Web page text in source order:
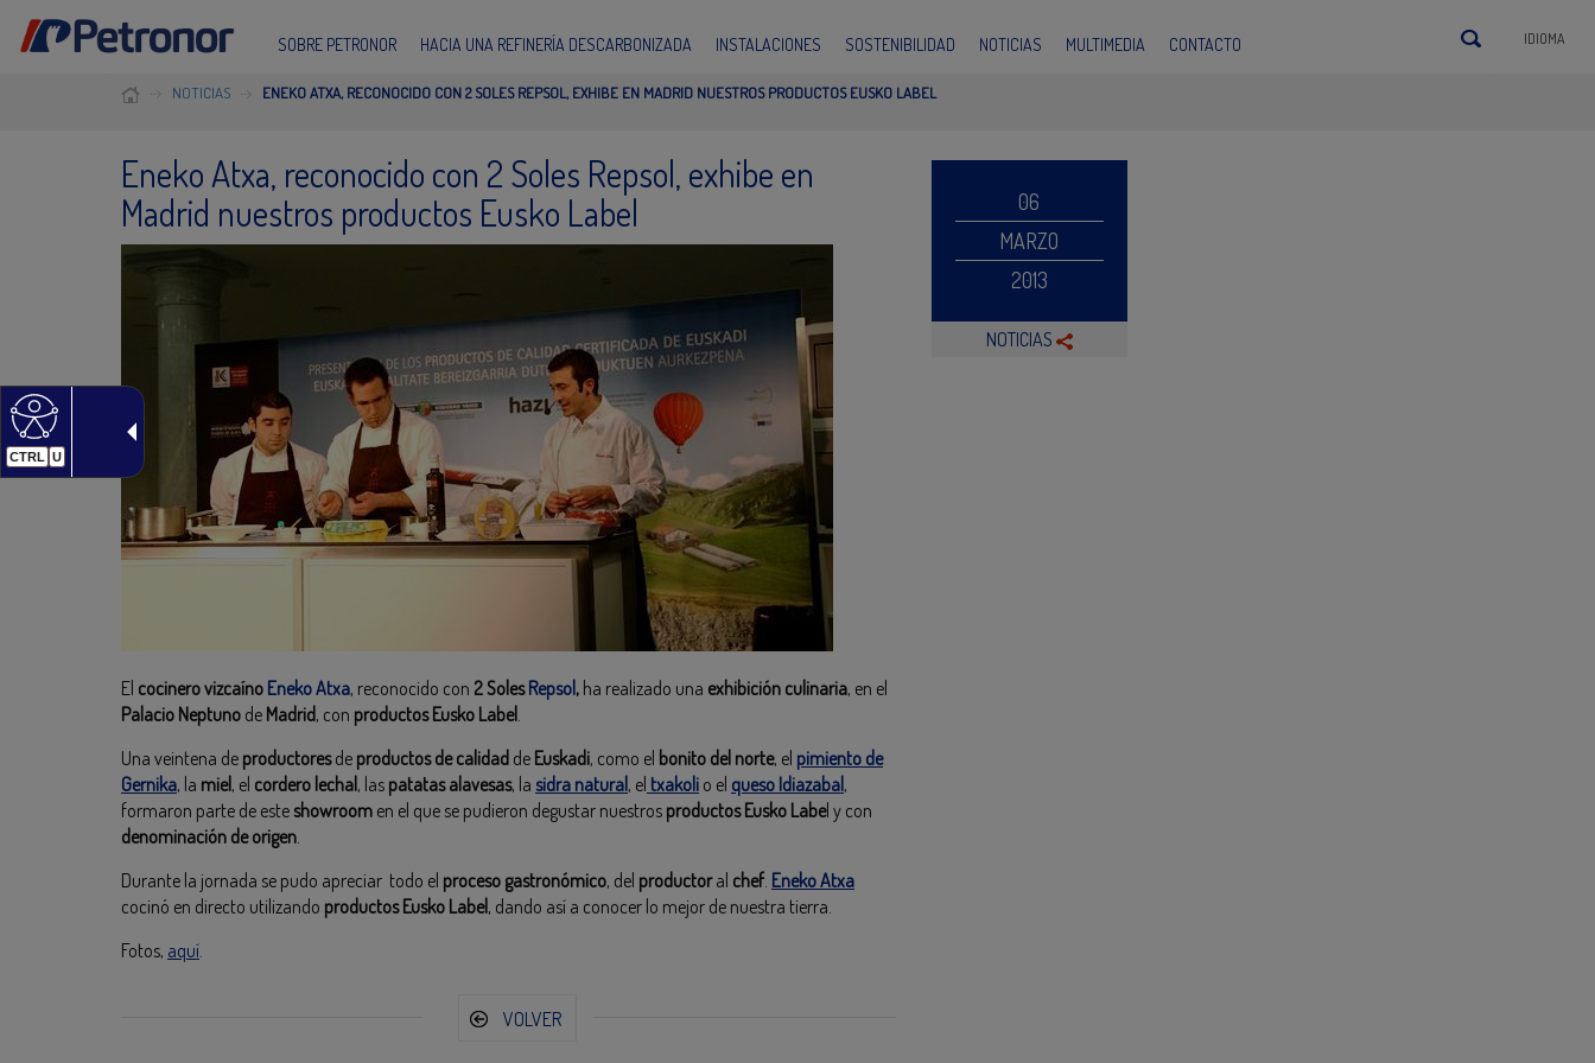
CTRL U
SOBRE PETRONOR HACIA UNA REFINERÍA DESCARBONIZADA INSTALACIONES SOSTENIBILIDAD NOTICIAS MULTIMEDIA CONTACTO IDIOMA
NOTICIAS ENEKO ATXA, RECONOCIDO CON 2 SOLES REPSOL, EXHIBE EN MADRID NUESTROS PRODUCTOS EUSKO LABEL
Eneko Atxa, reconocido con 2 Soles Repsol, exhibe en
Madrid nuestros productos Eusko Label
El cocinero vizcaíno Eneko Atxa, reconocido con 2 SolesRepsol, ha realizado una exhibición culinaria, en el
Palacio Neptuno de Madrid, con productos Eusko Label
Una veintena de productoresde productos de calidad de Euskadi, como el bonito del norte, el pimiento de
Gernika, la miel, el cordero lechal, las patatas alavesas, la sidra natural, el txakoli o el queso Idiazabal,
formaron parte de esteshowroom en el que se pudieron degustar nuestros productos Eusko Label y con
denominación de origen
Durante la jornada se pudo apreciar todo el proceso gastronómico, del productoral chef Eneko Atxa
cocinó en directo utilizando productos Eusko Label, dando así a conocer lo mejor de nuestra tierra.
Fotos, aquí
VOLVER
06
MARZO
2013
NOTICIAS